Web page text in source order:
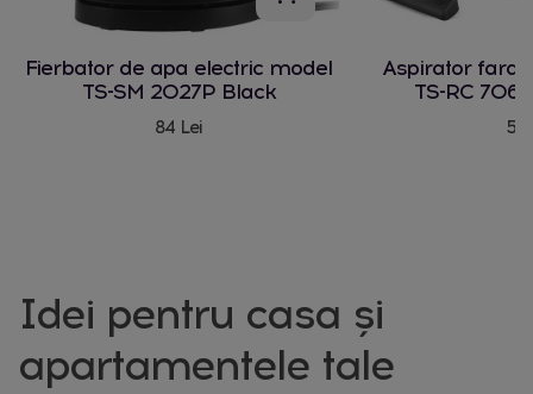
Fierbator de apa electric model
TS-SM 2027P Black
84 Lei
Aspirator fara
TS-RC 706
Idei pentru casa și
apartamentele tale